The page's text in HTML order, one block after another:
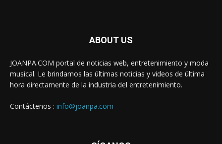
ABOUT US
JOANPA.COM portal de noticias web, entretenimiento y moda
musical. Le brindamos las últimas noticias y videos de última
hora directamente de la industria del entretenimiento.
Contáctenos : info@joanpa.com